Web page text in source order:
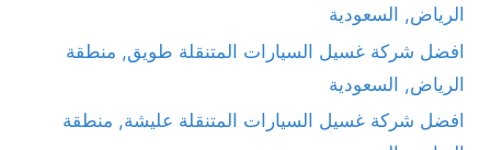
الرياض, السعودية
افضل شركة غسيل السيارات المتنقلة طويق, منطقة
الرياض, السعودية
افضل شركة غسيل السيارات المتنقلة عليشة, منطقة